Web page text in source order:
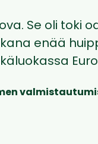
Se oli toki
enää